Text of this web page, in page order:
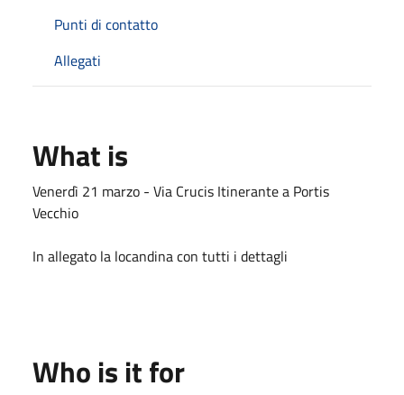
Punti di contatto
Allegati
What is
Venerdì 21 marzo - Via Crucis Itinerante a Portis
Vecchio
In allegato la locandina con tutti i dettagli
Who is it for